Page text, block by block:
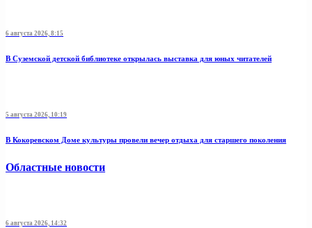
6 августа 2026, 8:15
В Суземской детской библиотеке открылась выставка для юных читателей
5 августа 2026, 10:19
В Кокоревском Доме культуры провели вечер отдыха для старшего поколения
Областные новости
6 августа 2026, 14:32